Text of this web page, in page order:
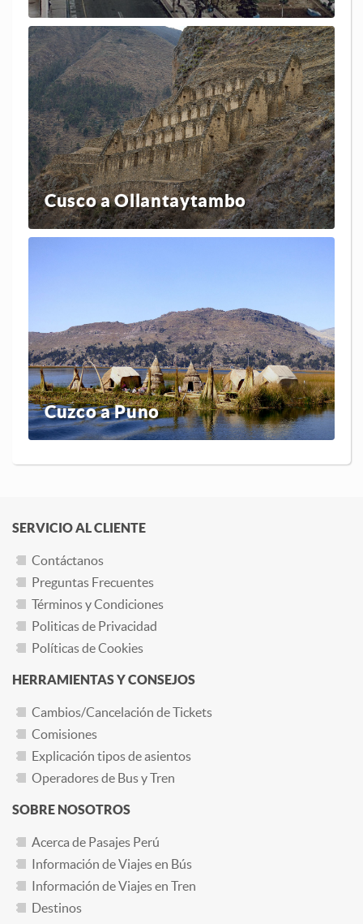
Cusco a Ollantaytambo
Cuzco a Puno
SERVICIO AL CLIENTE
Contáctanos
Preguntas Frecuentes
Términos y Condiciones
Politicas de Privacidad
Políticas de Cookies
HERRAMIENTAS Y CONSEJOS
Cambios/Cancelación de Tickets
Comisiones
Explicación tipos de asientos
Operadores de Bus y Tren
SOBRE NOSOTROS
Acerca de Pasajes Perú
Información de Viajes en Bús
Información de Viajes en Tren
Destinos